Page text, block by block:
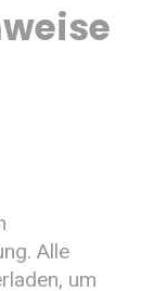
Alle
um